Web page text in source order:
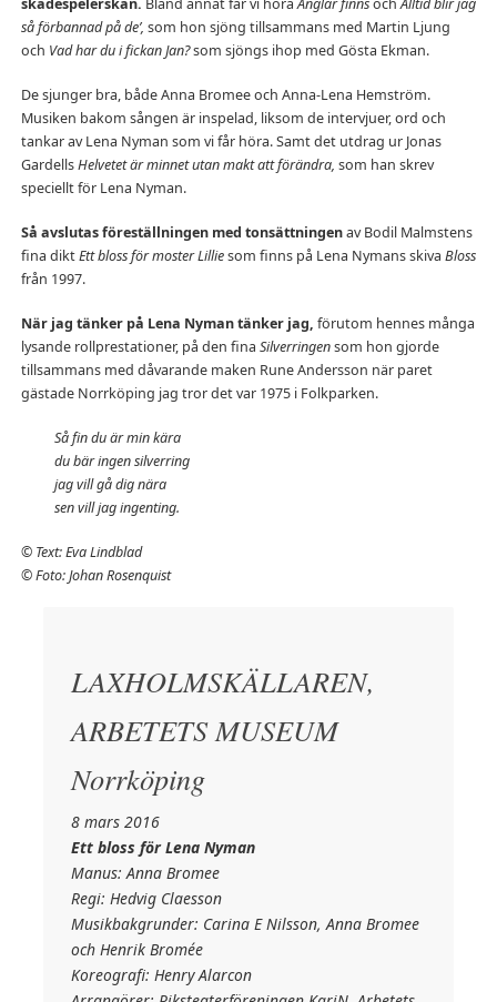
skådespelerskan. Bland annat får vi höraÄnglar finnsochAlltid blir jag
så förbannad på de’, som hon sjöng tillsammans med Martin Ljung
och Vad har du i fickan Jan?som sjöngs ihop med Gösta Ekman.
De sjunger bra, både Anna Bromee och Anna-Lena Hemström.
Musiken bakom sången är inspelad, liksom de intervjuer, ord och
tankar av Lena Nyman som vi får höra. Samt det utdrag ur Jonas
GardellsHelvetet är minnet utan makt att förändra, som han skrev
speciellt för Lena Nyman.
Så avslutas föreställningen med tonsättningenav Bodil Malmstens
fina diktEtt bloss för moster Lilliesom finns på Lena Nymans skiva Bloss
från 1997.
När jag tänker på Lena Nyman tänker jag, förutom hennes många
lysande rollprestationer, på den fina Silverringensom hon gjorde
tillsammans med dåvarande maken Rune Andersson när paret
gästade Norrköping jag tror det var 1975 i Folkparken.
Så fin du är min kära
du bär ingen silverring
jag vill gå dig nära
sen vill jag ingenting.
© Text: Eva Lindblad
©Foto: Johan Rosenquist
LAXHOLMSKÄLLAREN,
ARBETETS MUSEUM
Norrköping
8 mars 2016
Ett bloss för Lena Nyman
Manus: Anna Bromee
Regi: Hedvig Claesson
Musikbakgrunder: Carina E Nilsson, Anna Bromee
och Henrik Bromée
Koreografi: Henry Alarcon